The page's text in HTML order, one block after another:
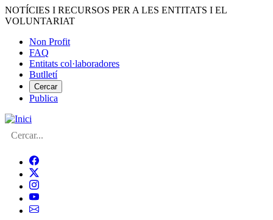
Vés
al
NOTÍCIES I RECURSOS PER A LES ENTITATS I EL
VOLUNTARIAT
Menú
del
compte
d'usuari
Non Profit
FAQ
Entitats col·laboradores
Butlletí
Cercar
Publica
Cerca